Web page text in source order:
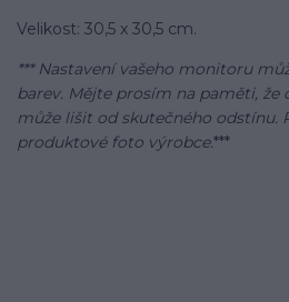
Velikost: 30,5 x 30,5 cm.
*** Nastavení vašeho monitoru
barev. Mějte prosím na paměti, že
může lišit od skutečného odstínu.
produktové foto výrobce.***